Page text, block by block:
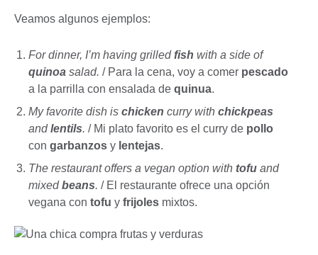
Veamos algunos ejemplos:
For dinner, I’m having grilledfish with a side of
quinoa salad. / Para la cena, voy a comer pescado
a la parrilla con ensalada de quinua.
My favorite dish is chicken curry with chickpeas
andlentils. / Mi plato favorito es el curry de pollo
con garbanzos y lentejas.
The restaurant offers a vegan option with tofu and
mixedbeans. / El restaurante ofrece una opción
vegana con tofu y frijoles mixtos.